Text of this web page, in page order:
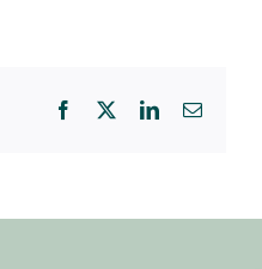
Facebook LinkedInEmail